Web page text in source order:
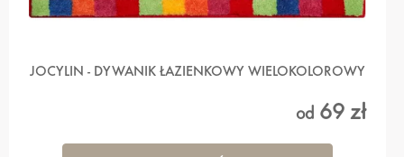
JOCYLIN - DYWANIK ŁAZIENKOWY WIELOKOLOROWY
od 69 zł